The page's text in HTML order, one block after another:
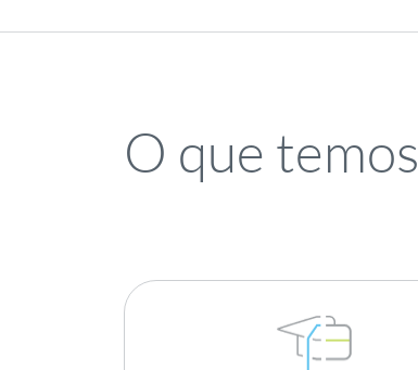
O que